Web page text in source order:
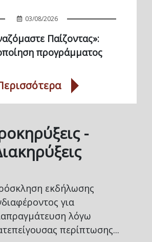
-
εκδήλωσης
για
λόγω
περίπτωσης...
03/08/2026
Παίζοντας»:
προγράμματος